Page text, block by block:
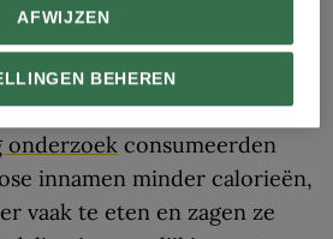
insulinegevoeligheid in
ze geen sucralose
onderzoek consumeerden
innamen minder calorieën,
vaak te eten en zagen ze
BEHEREN
AFWIJZEN